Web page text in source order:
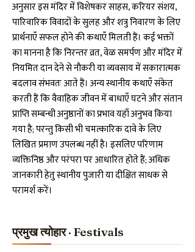
अनुसार इस मंदिर में विशेषकर साहस, करियर संशय,
पारिवारिक विवादों के सुलह और शत्रु निवारण के लिए
प्रार्थनाएँ सफल होने की कथाएँ मिलती हैं। कई भक्तों
का मानना है कि निरन्तर व्रत, वेळ समर्पण और मंदिर में
नियमित दान देने से नौकरी या व्यवसाय में सकारात्मक
बदलाव संभवतः आते हैं। अन्य स्थानीय कथाएँ संकेत
करती हैं कि वैवाहिक जीवन में बाधाएँ घटने और संतान
प्राप्ति सम्बन्धी अनुष्ठानों का प्रभाव यहाँ अनुभव किया
गया है; परन्तु किसी भी चमत्कारिक दावे के लिए
लिखित प्रमाण उपलब्ध नहीं है। इसलिए परिणाम
व्यक्तिनिष्ठ और परंपरा पर आधारित होते हैं; अधिक
जानकारी हेतु स्थानीय पुजारी या दीक्षित साधक से
परामर्श करें।
प्रमुख त्योहार · Festivals